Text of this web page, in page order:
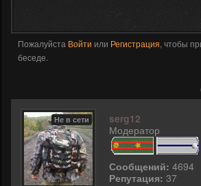
Пожалуйста Войти или Регистрация, чтобы
беседе.
Не в сети
serg12
Модератор
Сообщений: 4694
Репутация: 37